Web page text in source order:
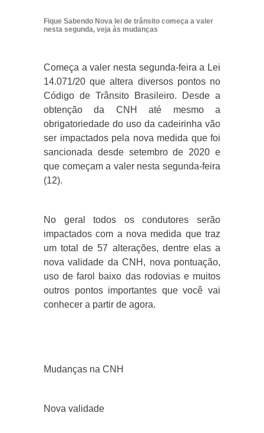
Fique Sabendo Nova lei de trânsito começa a valer
nesta segunda, veja às mudanças
Começa a valer nesta segunda-feira a Lei
14.071/20 que altera diversos pontos no
Código de Trânsito Brasileiro. Desde a
obtenção da CNH até mesmo a
obrigatoriedade do uso da cadeirinha vão
ser impactados pela nova medida que foi
sancionada desde setembro de 2020 e
que começam a valer nesta segunda-feira
(12).
No geral todos os condutores serão
impactados com a nova medida que traz
um total de 57 alterações, dentre elas a
nova validade da CNH, nova pontuação,
uso de farol baixo das rodovias e muitos
outros pontos importantes que você vai
conhecer a partir de agora.
Mudanças na CNH
Nova validade